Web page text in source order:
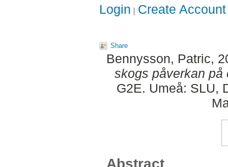
Login Create Account
Share
Bennysson, Patric,
skogs påverkan på
G2E. Umeå: SLU,
Abstract